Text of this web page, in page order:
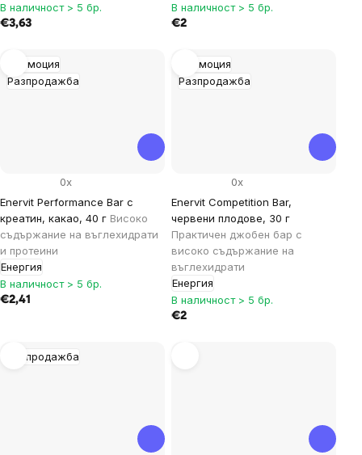
В наличност > 5 бр.
€3,63
В наличност > 5 бр.
€2
Промоция
Разпродажба
Enervit Performance Bar с
креатин, какао, 40 г Високо
съдържание на въглехидрати
и протеини
Енергия
0x
В наличност > 5 бр.
€2,41
Промоция
Разпродажба
Enervit Competition Bar,
червени плодове, 30 г
Практичен джобен бар с
високо съдържание на
въглехидрати
Енергия
0x
В наличност > 5 бр.
€2
Разпродажба